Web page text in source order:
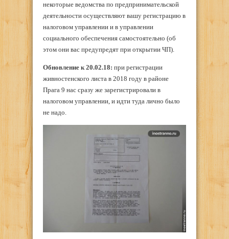
некоторые ведомства по предпринимательской
деятельности осуществляют вашу регистрацию в
налоговом управлении и в управлении
социального обеспечения самостоятельно (об
этом они вас предупредят при открытии ЧП).
Обновление к 20.02.18: при регистрации
живностенского листа в 2018 году в районе
Прага 9 нас сразу же зарегистрировали в
налоговом управлении, и идти туда лично было
не надо.